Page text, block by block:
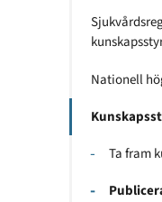
Nationell
Ta fram